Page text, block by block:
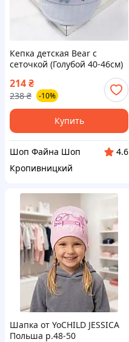
Кепка детская Bear с
сеточкой (Голубой 40-46см)
214₴
238 ₴ -10%
Купить
Шоп Файна Шоп
4.6
Кропивницкий
Шапка от YoCHILD JESSICA
Польша р.48-50